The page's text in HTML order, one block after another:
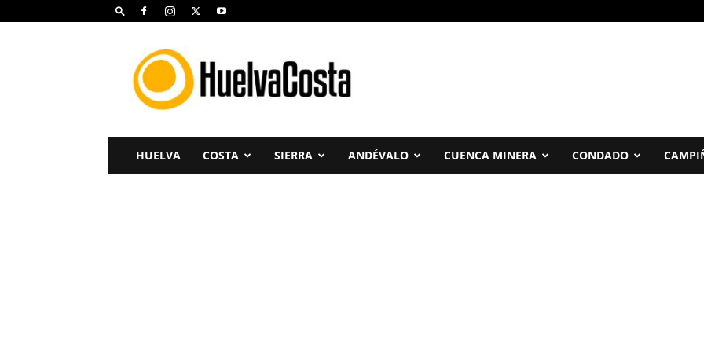
Huelva
Costa
HUELVA COSTA SIERRA ANDÉVALO CUENCA MINERA CONDADO